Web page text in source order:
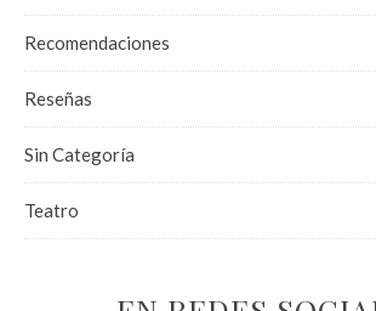
Recomendaciones
Reseñas
Sin Categoría
Teatro